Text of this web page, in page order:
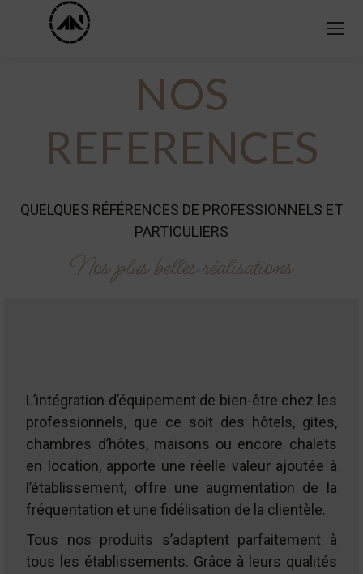
NOS
REFERENCES
QUELQUES RÉFÉRENCES DE PROFESSIONNELS ET
PARTICULIERS
Nos plus belles réalisations
L’intégration d’équipement de bien-être chez les
professionnels, que ce soit des hôtels, gites,
chambres d’hôtes, maisons ou encore chalets
en location, apporte une réelle valeur ajoutée à
l’établissement, offre une augmentation de la
fréquentation et une fidélisation de la clientèle.
Tous nos produits s’adaptent parfaitement à
tous les établissements. Grâce à leurs qualités